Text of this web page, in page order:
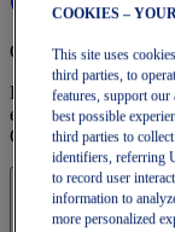
Członkostwo
Korzystaj z
ekskluzywnych
OneASICS™.
Zaloguj się | Utwórz
COOKIES –
This site uses
third parties, to
features, support
best possible
third parties to
identifiers, referring
to record user
information to
more personalized